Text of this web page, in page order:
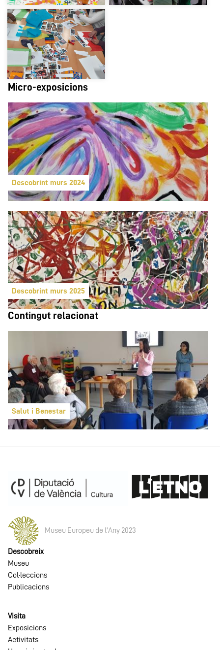
Micro-exposicions
Descobrint murs 2024
Descobrint murs 2025
Contingut relacionat
Salut i Benestar
Museu Europeu de l'Any 2023
Descobreix
Museu
Col·leccions
Publicacions
Visita
Exposicions
Activitats